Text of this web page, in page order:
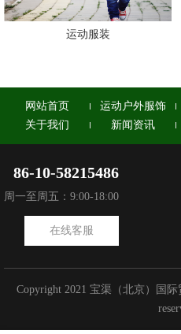
运动服装
网站首页 运动户外服饰
关于我们
新闻资讯
86-10-58215486
周一至周五：9:00-18:00
在线客服
Copyright 2021 宝渠（北京）国